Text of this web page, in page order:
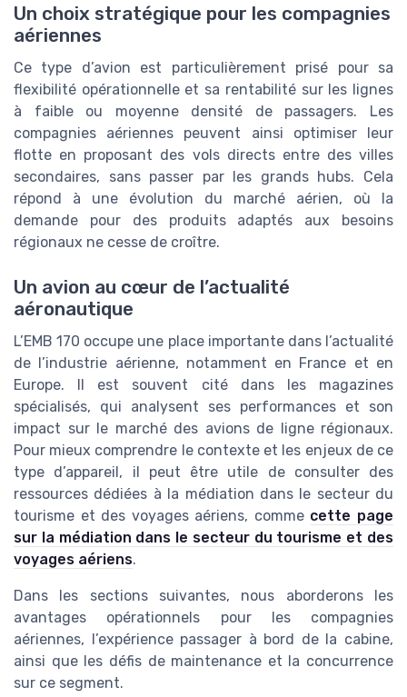
Un choix stratégique pour les compagnies
aériennes
Ce type d’avion est particulièrement prisé pour sa
flexibilité opérationnelle et sa rentabilité sur les lignes
à faible ou moyenne densité de passagers. Les
compagnies aériennes peuvent ainsi optimiser leur
flotte en proposant des vols directs entre des villes
secondaires, sans passer par les grands hubs. Cela
répond à une évolution du marché aérien, où la
demande pour des produits adaptés aux besoins
régionaux ne cesse de croître.
Un avion au cœur de l’actualité
aéronautique
L’EMB 170 occupe une place importante dans l’actualité
de l’industrie aérienne, notamment en France et en
Europe. Il est souvent cité dans les magazines
spécialisés, qui analysent ses performances et son
impact sur le marché des avions de ligne régionaux.
Pour mieux comprendre le contexte et les enjeux de ce
type d’appareil, il peut être utile de consulter des
ressources dédiées à la médiation dans le secteur du
tourisme et des voyages aériens, comme cette page
sur la médiation dans le secteur du tourisme et des
voyages aériens.
Dans les sections suivantes, nous aborderons les
avantages opérationnels pour les compagnies
aériennes, l’expérience passager à bord de la cabine,
ainsi que les défis de maintenance et la concurrence
sur ce segment.